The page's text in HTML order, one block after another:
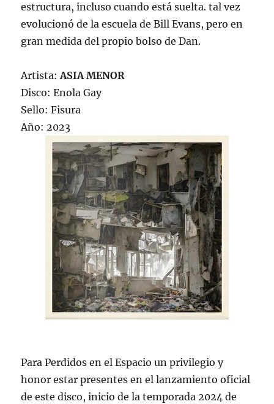
estructura, incluso cuando está suelta. tal vez
evolucionó de la escuela de Bill Evans, pero en
gran medida del propio bolso de Dan.
Artista:ASIA MENOR
Disco: Enola Gay
Sello: Fisura
Año: 2023
Para Perdidos en el Espacio un privilegio y
honor estar presentes en el lanzamiento oficial
de este disco, inicio de la temporada 2024 de